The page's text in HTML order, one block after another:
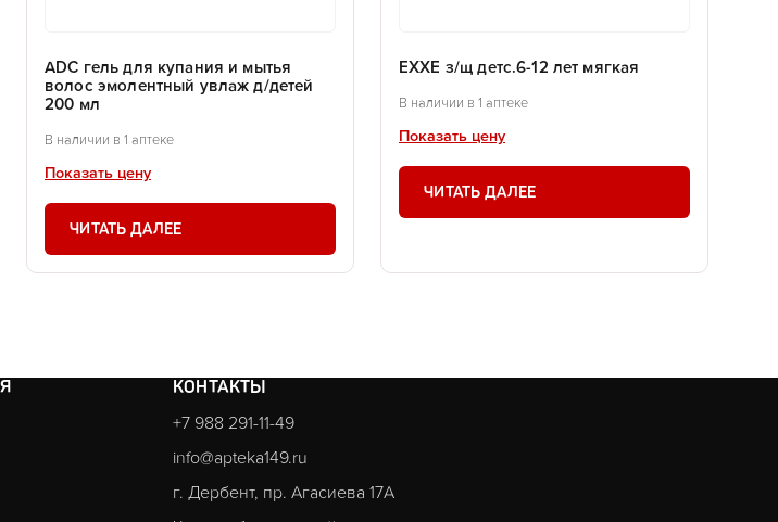
ADC гель для купания и мытья
волос эмолентный увлаж д/детей
200 мл
В наличии в 1 аптеке
Показать цену
ЧИТАТЬ ДАЛЕЕ
EXXE з/щ детс.6-12 лет мягкая
В наличии в 1 аптеке
Показать цену
ЧИТАТЬ ДАЛЕЕ
КОНТАКТЫ
+7 988 291-11-49
info@apteka149.ru
г. Дербент, пр. Агасиева 17А